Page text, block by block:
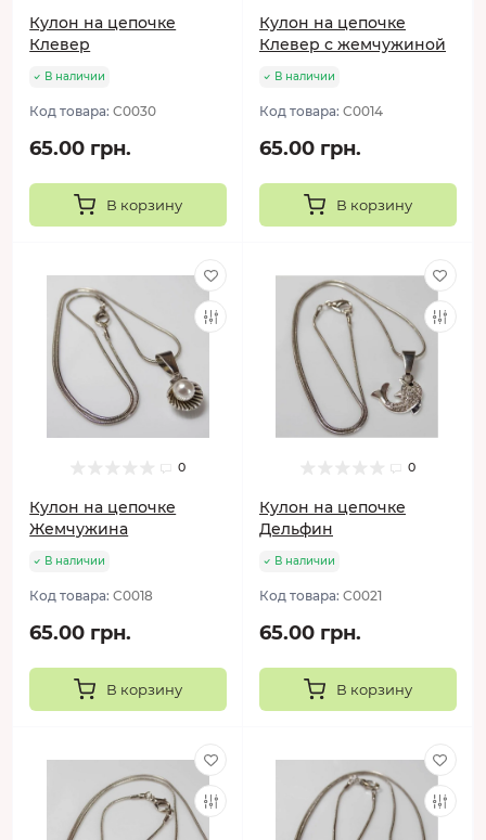
Кулон на цепочке
Клевер
В наличии
Код товара:C0030
65.00 грн.
В корзину
Кулон на цепочке
Клевер с жемчужиной
В наличии
Код товара: C0014
65.00 грн.
В корзину
0
Кулон на цепочке
Жемчужина
В наличии
Код товара:C0018
65.00 грн.
В корзину
0
Кулон на цепочке
Дельфин
В наличии
Код товара: C0021
65.00 грн.
В корзину